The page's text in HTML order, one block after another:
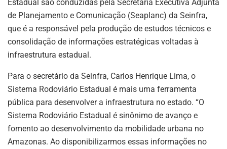
Estadual são conduzidas pela Secretaria Executiva Adjunta
de Planejamento e Comunicação (Seaplanc) da Seinfra,
que é a responsável pela produção de estudos técnicos e
consolidação de informações estratégicas voltadas à
infraestrutura estadual.
Para o secretário da Seinfra, Carlos Henrique Lima, o
Sistema Rodoviário Estadual é mais uma ferramenta
pública para desenvolver a infraestrutura no estado. “O
Sistema Rodoviário Estadual é sinônimo de avanço e
fomento ao desenvolvimento da mobilidade urbana no
Amazonas. Ao disponibilizarmos essas informações no